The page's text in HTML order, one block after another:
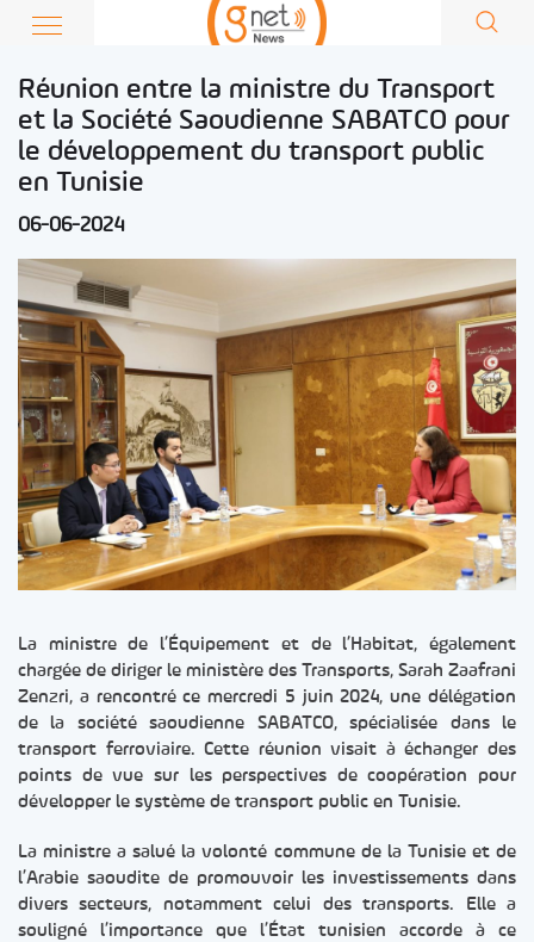
Réunion entre la ministre du Transport
et la Société Saoudienne SABATCO pour
le développement du transport public
en Tunisie
06-06-2024
La ministre de l’Équipement et de l’Habitat, également
chargée de diriger le ministère des Transports, Sarah Zaafrani
Zenzri, a rencontré ce mercredi 5 juin 2024, une délégation
de la société saoudienne SABATCO, spécialisée dans le
transport ferroviaire. Cette réunion visait à échanger des
points de vue sur les perspectives de coopération pour
développer le système de transport public en Tunisie.
La ministre a salué la volonté commune de la Tunisie et de
l’Arabie saoudite de promouvoir les investissements dans
divers secteurs, notamment celui des transports. Elle a
souligné l’importance que l’État tunisien accorde à ce